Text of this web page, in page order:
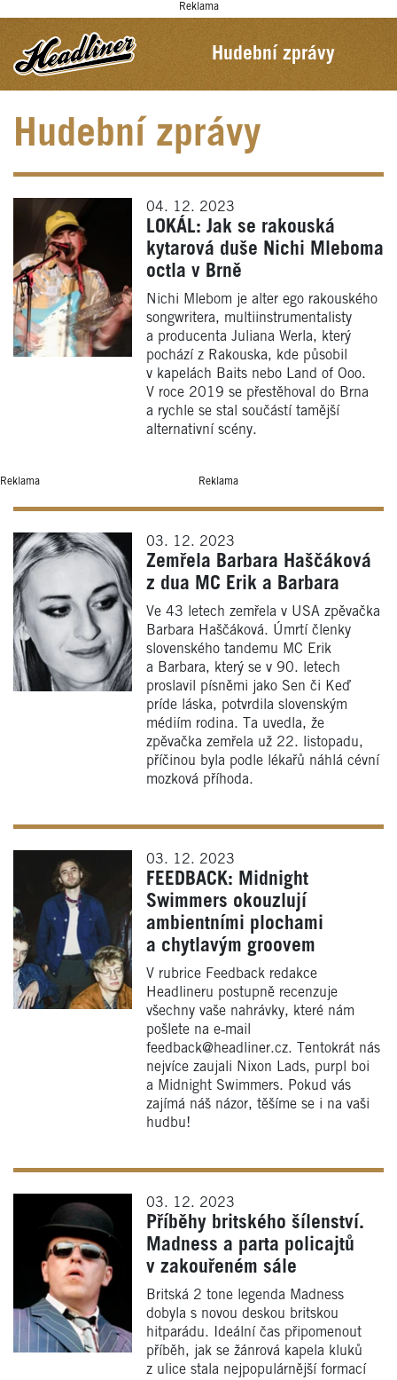
Reklama
Hudební zprávy
Hudební zprávy
04. 12. 2023
LOKÁL: Jak se rakouská
kytarová duše Nichi Mleboma
octla v Brně
Nichi Mlebom je alter ego rakouského
songwritera, multiinstrumentalisty
a producenta Juliana Werla, který
pochází z Rakouska, kde působil
v kapelách Baits nebo Land of Ooo.
V roce 2019 se přestěhoval do Brna
a rychle se stal součástí tamější
alternativní scény.
Reklama Reklama
03. 12. 2023
Zemřela Barbara Haščáková
z dua MC Erik a Barbara
Ve 43 letech zemřela v USA zpěvačka
Barbara Haščáková. Úmrtí členky
slovenského tandemu MC Erik
a Barbara, který se v 90. letech
proslavil písněmi jako Sen či Keď
príde láska, potvrdila slovenským
médiím rodina. Ta uvedla, že
zpěvačka zemřela už 22. listopadu,
příčinou byla podle lékařů náhlá cévní
mozková příhoda.
03. 12. 2023
FEEDBACK: Midnight
Swimmers okouzlují
ambientními plochami
a chytlavým groovem
V rubrice Feedback redakce
Headlineru postupně recenzuje
všechny vaše nahrávky, které nám
pošlete na e‑mail
feedback@headliner.cz. Tentokrát nás
nejvíce zaujali Nixon Lads, purpl boi
a Midnight Swimmers. Pokud vás
zajímá náš názor, těšíme se i na vaši
hudbu!
03. 12. 2023
Příběhy britského šílenství.
Madness a parta policajtů
v zakouřeném sále
Britská 2 tone legenda Madness
dobyla s novou deskou britskou
hitparádu. Ideální čas připomenout
příběh, jak se žánrová kapela kluků
z ulice stala nejpopulárnější formací